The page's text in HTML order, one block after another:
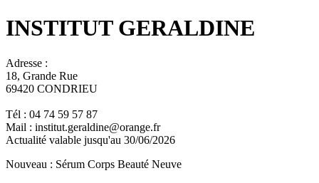
INSTITUT GERALDINE
Adresse :
18, Grande Rue
69420 CONDRIEU
Tél : 04 74 59 57 87
Mail : institut.geraldine@orange.fr
Actualité valable jusqu'au 30/06/2026
Nouveau : Sérum Corps Beauté Neuve